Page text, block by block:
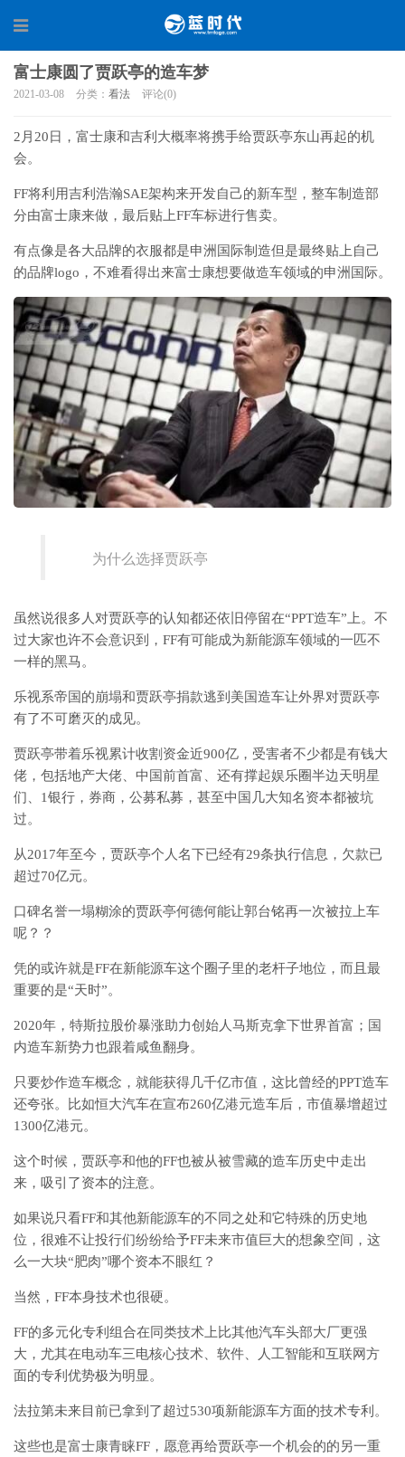
富士康圆了贾跃亭的造车梦
2021-03-08 分类： 看法 评论(0)
2月20日，富士康和吉利大概率将携手给贾跃亭东山再起的机
会。
FF将利用吉利浩瀚SAE架构来开发自己的新车型，整车制造部
分由富士康来做，最后贴上FF车标进行售卖。
有点像是各大品牌的衣服都是申洲国际制造但是最终贴上自己
的品牌logo，不难看得出来富士康想要做造车领域的申洲国际。
为什么选择贾跃亭
虽然说很多人对贾跃亭的认知都还依旧停留在“PPT造车”上。不
过大家也许不会意识到，FF有可能成为新能源车领域的一匹不
一样的黑马。
乐视系帝国的崩塌和贾跃亭捐款逃到美国造车让外界对贾跃亭
有了不可磨灭的成见。
贾跃亭带着乐视累计收割资金近900亿，受害者不少都是有钱大
佬，包括地产大佬、中国前首富、还有撑起娱乐圈半边天明星
们、1银行，券商，公募私募，甚至中国几大知名资本都被坑
过。
从2017年至今，贾跃亭个人名下已经有29条执行信息，欠款已
超过70亿元。
口碑名誉一塌糊涂的贾跃亭何德何能让郭台铭再一次被拉上车
呢？？
凭的或许就是FF在新能源车这个圈子里的老杆子地位，而且最
重要的是“天时”。
2020年，特斯拉股价暴涨助力创始人马斯克拿下世界首富；国
内造车新势力也跟着咸鱼翻身。
只要炒作造车概念，就能获得几千亿市值，这比曾经的PPT造车
还夸张。比如恒大汽车在宣布260亿港元造车后，市值暴增超过
1300亿港元。
这个时候，贾跃亭和他的FF也被从被雪藏的造车历史中走出
来，吸引了资本的注意。
如果说只看FF和其他新能源车的不同之处和它特殊的历史地
位，很难不让投行们纷纷给予FF未来市值巨大的想象空间，这
么一大块“肥肉”哪个资本不眼红？
当然，FF本身技术也很硬。
FF的多元化专利组合在同类技术上比其他汽车头部大厂更强
大，尤其在电动车三电核心技术、软件、人工智能和互联网方
面的专利优势极为明显。
法拉第未来目前已拿到了超过530项新能源车方面的技术专利。
这些也是富士康青睐FF，愿意再给贾跃亭一个机会的的另一重